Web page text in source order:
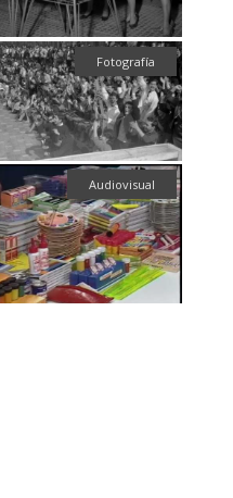
Fotografía
Audiovisual